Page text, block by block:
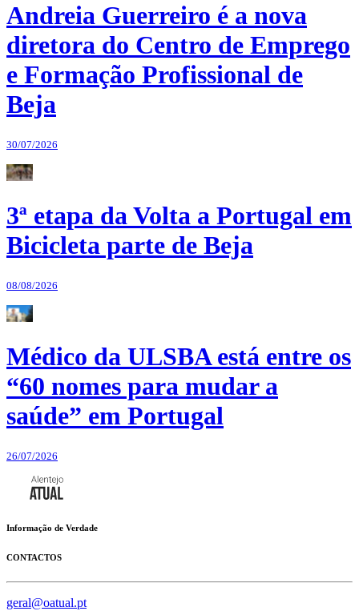
Andreia Guerreiro é a nova
diretora do Centro de Emprego
e Formação Profissional de
Beja
30/07/2026
3ª etapa da Volta a Portugal em
Bicicleta parte de Beja
08/08/2026
Médico da ULSBA está entre os
“60 nomes para mudar a
saúde” em Portugal
26/07/2026
Informação de Verdade
CONTACTOS
geral@oatual.pt